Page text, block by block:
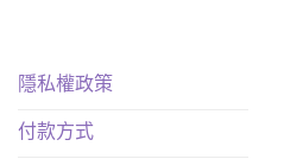
隱私權政策
付款方式